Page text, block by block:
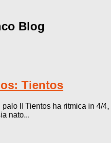
Blog
Tientos
Il Tientos ha ritmica in 4/
nato...